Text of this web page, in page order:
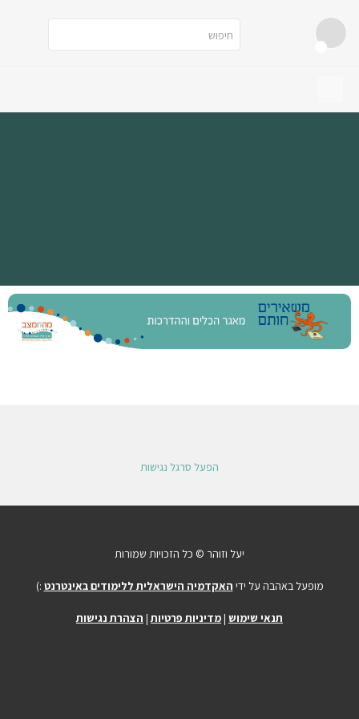
הפעל סרגל נגישות
יעל וזוהר © כל הזכויות שמורות
מופעל באהבה על ידי האקדמיה הישראלית ללימודים באינטרנט :)
תנאי שימוש | מדיניות פרטיות| הצהרת נגישות